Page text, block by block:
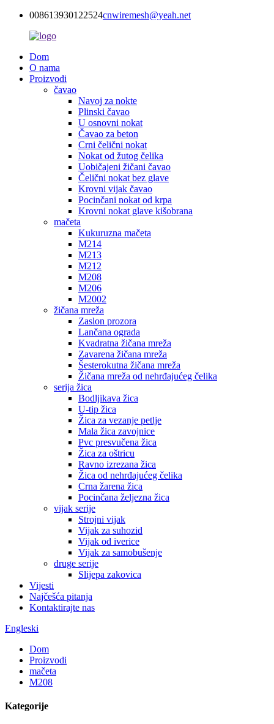
008613930122524cnwiremesh@yeah.net
Dom
O nama
Proizvodi
čavao
Navoj za nokte
Plinski čavao
U osnovni nokat
Čavao za beton
Crni čelični nokat
Nokat od žutog čelika
Uobičajeni žičani čavao
Čelični nokat bez glave
Krovni vijak čavao
Pocinčani nokat od krpa
Krovni nokat glave kišobrana
mačeta
Kukuruzna mačeta
M214
M213
M212
M208
M206
M2002
žičana mreža
Zaslon prozora
Lančana ograda
Kvadratna žičana mreža
Zavarena žičana mreža
Šesterokutna žičana mreža
Žičana mreža od nehrđajućeg čelika
serija žica
Bodljikava žica
U-tip žica
Žica za vezanje petlje
Mala žica zavojnice
Pvc presvučena žica
Žica za oštricu
Ravno izrezana žica
Žica od nehrđajućeg čelika
Crna žarena žica
Pocinčana željezna žica
vijak serije
Strojni vijak
Vijak za suhozid
Vijak od iverice
Vijak za samobušenje
druge serije
Slijepa zakovica
Vijesti
Najčešća pitanja
Kontaktirajte nas
Engleski
Dom
Proizvodi
mačeta
M208
Kategorije